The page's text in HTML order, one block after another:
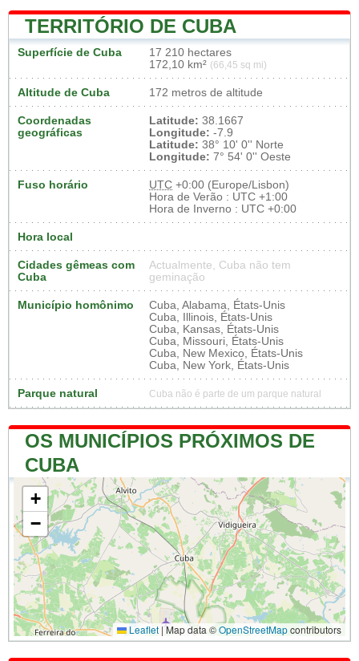
TERRITÓRIO DE CUBA
Superfície de Cuba
17 210 hectares
172,10 km² (66,45 sq mi)
Altitude de Cuba 172 metros de altitude
Coordenadas
geográficas
Latitude: 38.1667
Longitude: -7.9
Latitude: 38° 10' 0'' Norte
Longitude: 7° 54' 0'' Oeste
Fuso horário UTC +0:00 (Europe/Lisbon)
Hora de Verão : UTC +1:00
Hora de Inverno : UTC +0:00
Hora local
Cidades gêmeas com
Cuba
Actualmente, Cuba não tem
geminação
Município homônimo
Cuba, Alabama, États-Unis
Cuba, Illinois, États-Unis
Cuba, Kansas, États-Unis
Cuba, Missouri, États-Unis
Cuba, New Mexico, États-Unis
Cuba, New York, États-Unis
Parque natural Cuba não é parte de um parque natural
OS MUNICÍPIOS PRÓXIMOS DE
CUBA
+
−
Leaflet |Map data ©OpenStreetMapcontributors